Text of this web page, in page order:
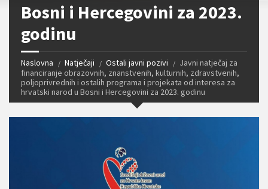
Bosni i Hercegovini za 2023.
godinu
Naslovna Natječaji Ostali javni pozivi
Javni natječaj za
financiranje obrazovnih, znanstvenih, kulturnih, zdravstvenih,
poljoprivrednih i ostalih programa i projekata od interesa za
hrvatski narod u Bosni i Hercegovini za 2023. godinu